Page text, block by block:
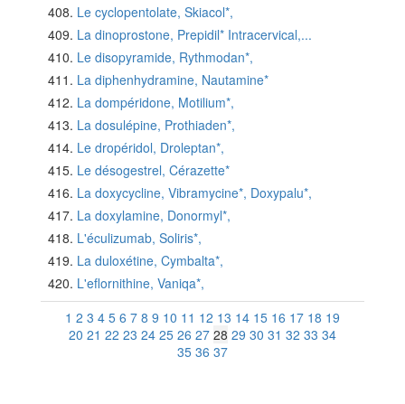
Le cyclopentolate, Skiacol*,
La dinoprostone, Prepidil* Intracervical,...
Le disopyramide, Rythmodan*,
La diphenhydramine, Nautamine*
La dompéridone, Motilium*,
La dosulépine, Prothiaden*,
Le dropéridol, Droleptan*,
Le désogestrel, Cérazette*
La doxycycline, Vibramycine*, Doxypalu*,
La doxylamine, Donormyl*,
L'éculizumab, Soliris*,
La duloxétine, Cymbalta*,
L'eflornithine, Vaniqa*,
1 2 3 4 5 6 7 8 9 10 11 12 13 14 15 16 17 18 19
20 21 22 23 24 25 26 27 28 29 30 31 32 33 34
35 36 37